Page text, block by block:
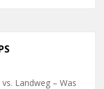
Landweg – Was